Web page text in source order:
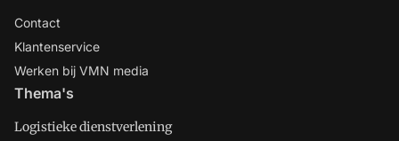
Contact
Klantenservice
Werken bij VMN media
Thema's
Logistieke dienstverlening